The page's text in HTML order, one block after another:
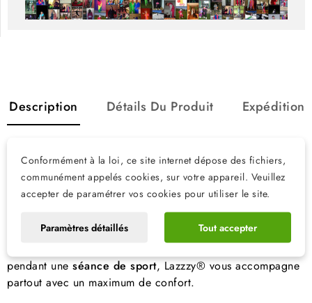
Description Détails Du Produit Expédition
Lazzzy® – Le survêtement qui change
tout: confort, style et praticité
Vous cherchezLA tenue idéalequi combine confort, style
et praticité? Ne cherchez plus, la combinaison survêtement
Lazzzy®est faite pour vous! En modecocooning à la
pendant une séance de sport, Lazzzy® vous accompagne
partout avec un maximum de confort.
Conformément à la loi, ce site internet dépose des fichiers,
communément appelés cookies, sur votre appareil. Veuillez
accepter de paramétrer vos cookies pour utiliser le site.
Paramètres détaillés Tout accepter